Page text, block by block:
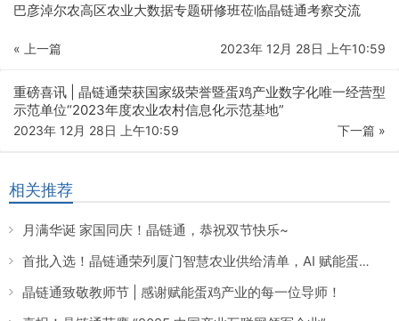
巴彦淖尔农高区农业大数据专题研修班莅临晶链通考察交流
« 上一篇 2023年 12月 28日 上午10:59
重磅喜讯 | 晶链通荣获国家级荣誉暨蛋鸡产业数字化唯一经营型
示范单位“2023年度农业农村信息化示范基地”
下一篇 »
2023年 12月 28日 上午10:59
相关推荐
月满华诞 家国同庆！晶链通，恭祝双节快乐~
首批入选！晶链通荣列厦门智慧农业供给清单，AI 赋能蛋鸡养殖引领产业数智化转型
晶链通致敬教师节 | 感谢赋能蛋鸡产业的每一位导师！